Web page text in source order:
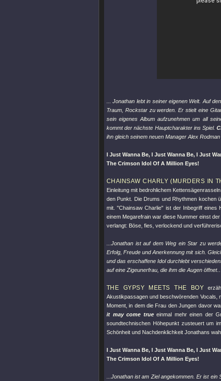
... Jonathan lebt in seiner eigenen Welt. Auf
Traum, Rockstar zu werden. Er stielt eine
sein eigenes Album aufzunehmen um all
kommt der nächste Hauptcharakter ins Spiel.
ihn gleich seinem neuen Manager Alex
I Just Wanna Be, I Just Wanna Be, I Just
The Crimson Idol Of A Million Eyes!
CHAINSAW CHARLY (MURDERS IN
Einleitung mit bedrohlichem
den Punkt. Die Drums und Rhythmen kochen
mit."Chainsaw Charlie" ist der Inbegriff eines
einem Megarefrain war diese Nummer einst
verlangt: Böse, fies, verlockend und
...Jonathan ist auf dem Weg ein Star zu
Erfolg, Freude und Anerkennung mit sich.
und das erschaffene Idol durchlebt
auf eine Zigeunerfrau, die ihm die Augen
THE GYPSY MEETS THE BOY
Akustikpassagen und beschwörenden Vocals,
Moment, in dem die Frau den Jungen davor
it may come trueeinmal mehr einen der
soundtechnischen Höhepunkt zusteuert um
Schönheit und Nachdenklichkeit Jonathans
I Just Wanna Be, I Just Wanna Be, I Just
The Crimson Idol Of A Million Eyes!
...Jonathan ist am Ziel angekommen. Er ist